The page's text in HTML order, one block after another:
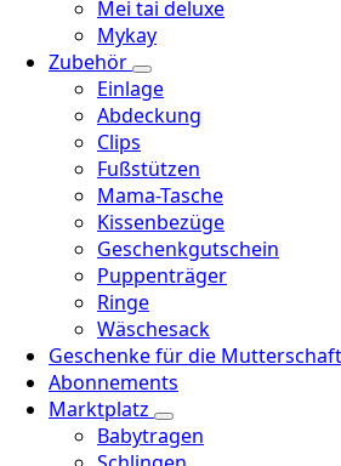
Mei tai deluxe
Mykay
Zubehör
Einlage
Abdeckung
Clips
Fußstützen
Mama-Tasche
Kissenbezüge
Geschenkgutschein
Puppenträger
Ringe
Wäschesack
Geschenke für die Mutterschaft
Abonnements
Marktplatz
Babytragen